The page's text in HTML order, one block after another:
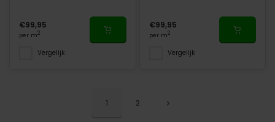
€99,95
per m2
Vergelijk
€99,95
per m2
Vergelijk
1 2